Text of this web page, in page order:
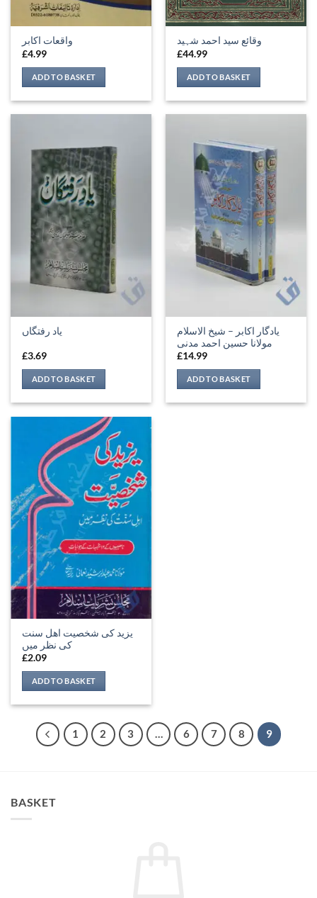
واقعات اکابر
£4.99
ADD TO BASKET
وقائع سید احمد شہید
£44.99
ADD TO BASKET
یاد رفتگاں
£3.69
ADD TO BASKET
یادگار اکابر – شیخ الاسلام
مولانا حسین احمد مدنی
£14.99
ADD TO BASKET
یزید کی شخصیت اھل سنت
کی نظر میں
£2.09
ADD TO BASKET
1 2 3 … 6 7 8 9
BASKET